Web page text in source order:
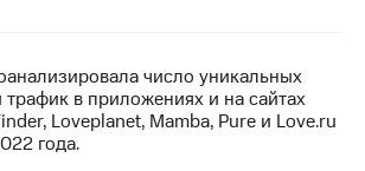
число уникальных
трафик в приложениях и на сайтах
Loveplanet, Mamba, Pure и Love.ru
года.